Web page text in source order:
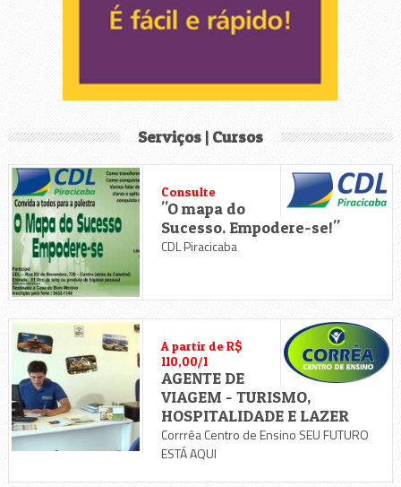
Serviços | Cursos
Consulte
"O mapa do
Sucesso. Empodere-se!"
CDL Piracicaba
A partir de R$
110,00/1
AGENTE DE
VIAGEM - TURISMO,
HOSPITALIDADE E LAZER
Corrrêa Centro de Ensino SEU FUTURO
ESTÁ AQUI